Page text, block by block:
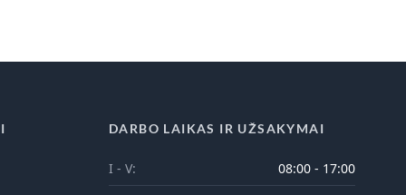
DARBO LAIKAS IR UŽSAKYMAI
I - V: 08:00 - 17:00